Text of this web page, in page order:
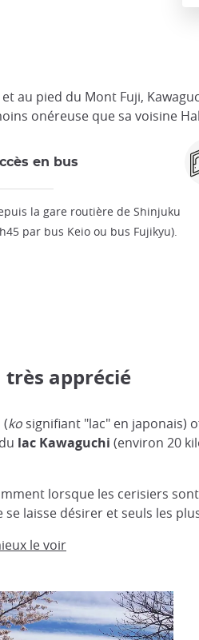
au pied du Mont Fuji,
onéreuse que sa voisine
en bus
la gare routière de Shinjuku
par bus Keio ou bus Fujikyu).
apprécié
(ko signifiant "lac" en japonais)
lac Kawaguchi (environ 20
lorsque les cerisiers
laisse désirer et seuls les
le voir